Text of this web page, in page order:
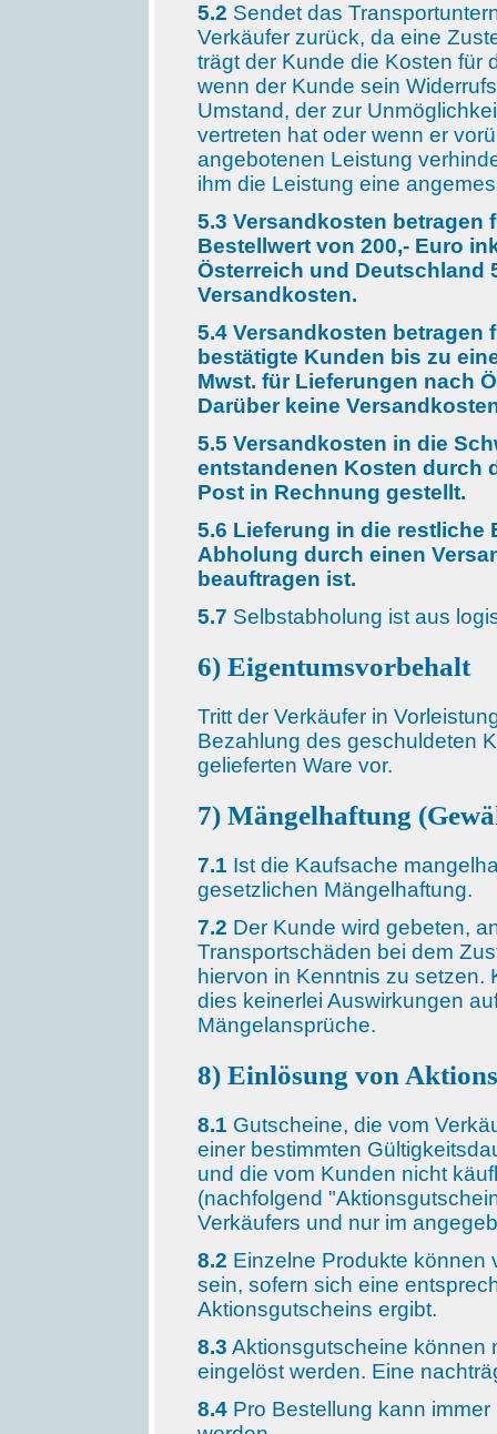
5.2 Sendet das
Verkäufer zurück, da eine
trägt der Kunde die Kosten für
wenn der Kunde sein
Umstand, der zur
vertreten hat oder wenn er
angebotenen Leistung
ihm die Leistung eine
5.3 Versandkosten betragen
Bestellwert von 200,- Euro
Österreich und Deutschland
Versandkosten.
5.4 Versandkosten betragen
bestätigte Kunden bis zu
Mwst. für Lieferungen nach
Darüber keine
5.5 Versandkosten in die
entstandenen Kosten durch
Post in Rechnung gestellt.
5.6 Lieferung in die restliche
Abholung durch einen
beauftragen ist.
5.7 Selbstabholung ist aus
6) Eigentumsvorbehalt
Tritt der Verkäufer in
Bezahlung des geschuldeten
gelieferten Ware vor.
7) Mängelhaftung
7.1 Ist die Kaufsache
gesetzlichen Mängelhaftung.
7.2 Der Kunde wird gebeten,
Transportschäden bei dem
hiervon in Kenntnis zu setzen.
dies keinerlei Auswirkungen
Mängelansprüche.
8) Einlösung von
8.1 Gutscheine, die vom
einer bestimmten
und die vom Kunden nicht
(nachfolgend
Verkäufers und nur im
8.2 Einzelne Produkte können
sein, sofern sich eine
Aktionsgutscheins ergibt.
8.3 Aktionsgutscheine können
eingelöst werden. Eine
8.4 Pro Bestellung kann